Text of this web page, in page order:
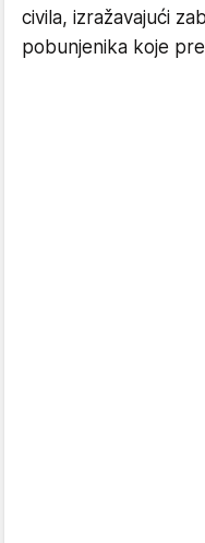
civila, izražavajući
pobunjenika koje